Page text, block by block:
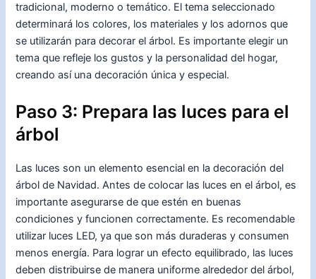
tradicional, moderno o temático. El tema seleccionado
determinará los colores, los materiales y los adornos que
se utilizarán para decorar el árbol. Es importante elegir un
tema que refleje los gustos y la personalidad del hogar,
creando así una decoración única y especial.
Paso 3: Prepara las luces para el
árbol
Las luces son un elemento esencial en la decoración del
árbol de Navidad. Antes de colocar las luces en el árbol, es
importante asegurarse de que estén en buenas
condiciones y funcionen correctamente. Es recomendable
utilizar luces LED, ya que son más duraderas y consumen
menos energía. Para lograr un efecto equilibrado, las luces
deben distribuirse de manera uniforme alrededor del árbol,